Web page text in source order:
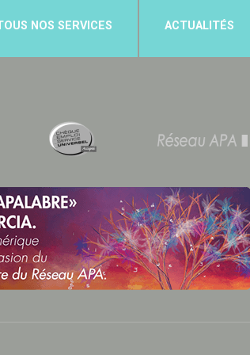
NOS SERVICES ACTUALITÉS